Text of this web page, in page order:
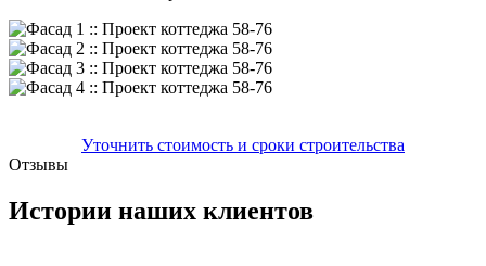
Уточнить стоимость и сроки строительства
Отзывы
Истории наших клиентов